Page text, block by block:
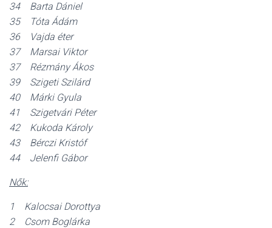
34 Barta Dániel
35 Tóta Ádám
36 Vajda éter
37 Marsai Viktor
37 Rézmány Ákos
39 Szigeti Szilárd
40 Márki Gyula
41 Szigetvári Péter
42 Kukoda Károly
43 Bérczi Kristóf
44 Jelenfi Gábor
Nők:
1 Kalocsai Dorottya
2 Csom Boglárka